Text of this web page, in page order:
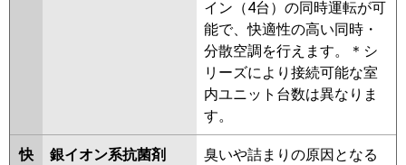
イン（4台）の同時運転が可
能で、快適性の高い同時・
分散空調を行えます。＊シ
リーズにより接続可能な室
内ユニット台数は異なりま
す。
快
銀イオン系抗菌剤
臭いや詰まりの原因となる